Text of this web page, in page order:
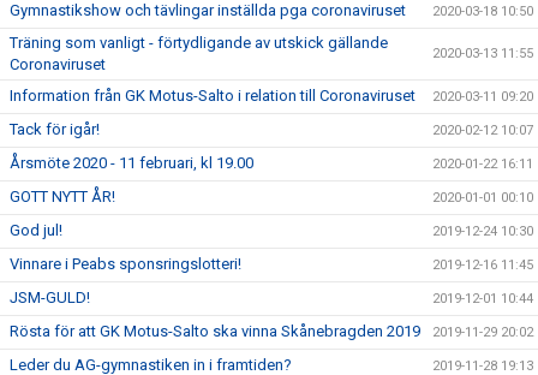
Gymnastikshow och tävlingar inställda pga coronaviruset 2020-03-18 10:50
Träning som vanligt - förtydligande av utskick gällande
Coronaviruset
2020-03-13 11:55
Information från GK Motus-Salto i relation till Coronaviruset 2020-03-11 09:20
Tack för igår! 2020-02-12 10:07
Årsmöte 2020 - 11 februari, kl 19.00 2020-01-22 16:11
GOTT NYTT ÅR! 2020-01-01 00:10
God jul! 2019-12-24 10:30
Vinnare i Peabs sponsringslotteri! 2019-12-16 11:45
JSM-GULD! 2019-12-01 10:44
Rösta för att GK Motus-Salto ska vinna Skånebragden 2019 2019-11-29 20:02
Leder du AG-gymnastiken in i framtiden? 2019-11-28 19:13